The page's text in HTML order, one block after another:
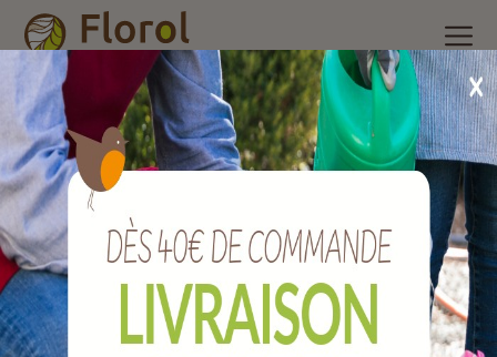
Accueil Nos produits /Outils de jardin/ Agriculture /Pelle à
grains aluminium emmanchée.